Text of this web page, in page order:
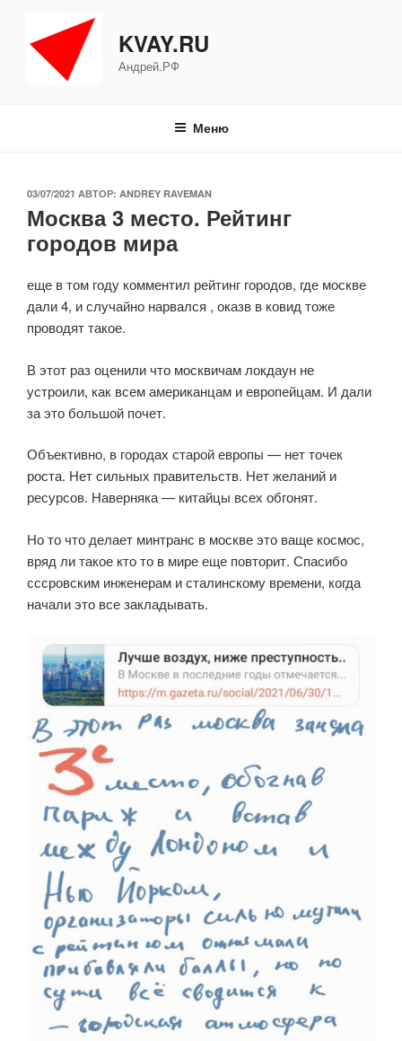
содержимому
KVAY.RU
Андрей.РФ
Меню
ОПУБЛИКОВАНО
03/07/2021 АВТОР: ANDREY RAVEMAN
Москва 3 место. Рейтинг
городов мира
еще в том году комментил рейтинг городов, где москве
дали 4, и случайно нарвался , оказв в ковид тоже
проводят такое.
В этот раз оценили что москвичам локдаун не
устроили, как всем американцам и европейцам. И дали
за это большой почет.
Объективно, в городах старой европы — нет точек
роста. Нет сильных правительств. Нет желаний и
ресурсов. Наверняка — китайцы всех обгонят.
Но то что делает минтранс в москве это ваще космос,
вряд ли такое кто то в мире еще повторит. Спасибо
сссровским инженерам и сталинскому времени, когда
начали это все закладывать.